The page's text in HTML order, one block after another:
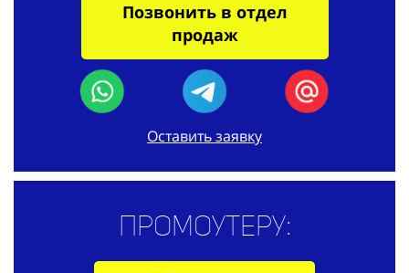
Позвонить в отдел
продаж
Оставить заявку
Промоутеру: